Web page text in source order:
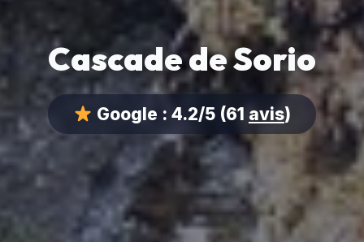
Cascade de Sorio
Google : 4.2/5(61 avis)